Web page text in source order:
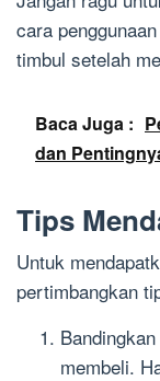
cara
timbul setelah
Baca Juga :
dan
Tips
Untuk
pertimbangkan
membeli.